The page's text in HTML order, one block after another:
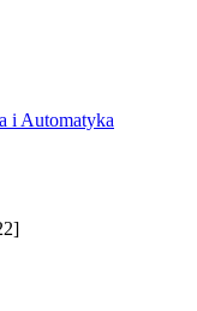
i Automatyka